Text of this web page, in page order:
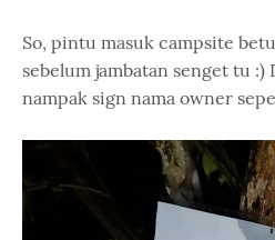
So, pintu masuk campsite
sebelum jambatan senget tu :)
nampak sign nama owner